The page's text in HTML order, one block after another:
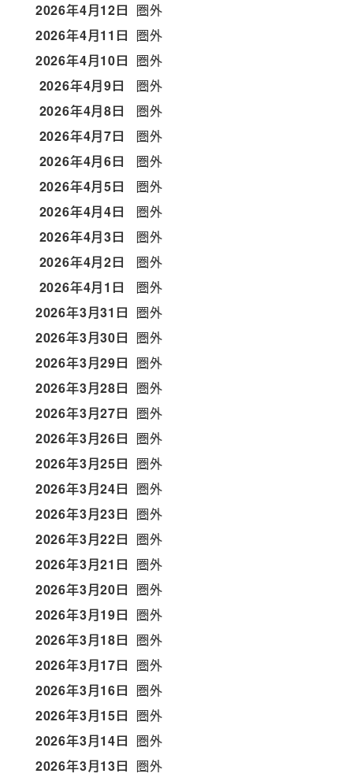
2026年4月12日 圏外
2026年4月11日 圏外
2026年4月10日 圏外
2026年4月9日
圏外
2026年4月8日
圏外
2026年4月7日
圏外
2026年4月6日
圏外
2026年4月5日
圏外
2026年4月4日
圏外
2026年4月3日
圏外
2026年4月2日
圏外
2026年4月1日
圏外
2026年3月31日 圏外
2026年3月30日 圏外
2026年3月29日 圏外
2026年3月28日 圏外
2026年3月27日 圏外
2026年3月26日 圏外
2026年3月25日 圏外
2026年3月24日 圏外
2026年3月23日 圏外
2026年3月22日 圏外
2026年3月21日 圏外
2026年3月20日 圏外
2026年3月19日 圏外
2026年3月18日 圏外
2026年3月17日 圏外
2026年3月16日 圏外
2026年3月15日 圏外
2026年3月14日 圏外
2026年3月13日 圏外